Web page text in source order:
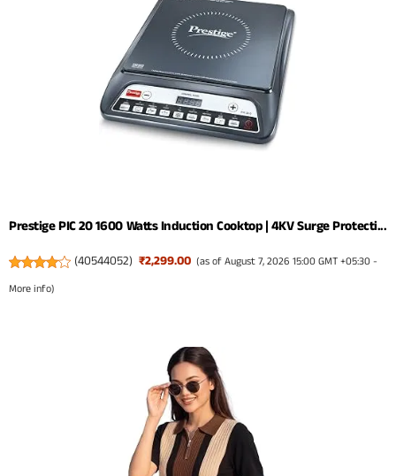
Prestige PIC 20 1600 Watts Induction Cooktop | 4KV Surge Protecti...
(40544052) ₹2,299.00 (as of August 7, 2026 15:00 GMT +05:30 -
More info)